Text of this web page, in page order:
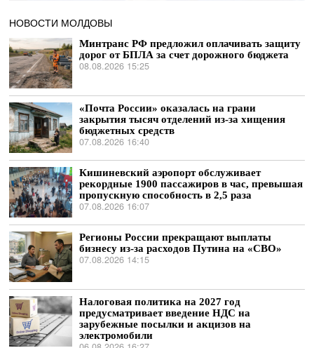
НОВОСТИ МОЛДОВЫ
Минтранс РФ предложил оплачивать защиту
дорог от БПЛА за счет дорожного бюджета
08.08.2026 15:25
«Почта России» оказалась на грани
закрытия тысяч отделений из-за хищения
бюджетных средств
07.08.2026 16:40
Кишиневский аэропорт обслуживает
рекордные 1900 пассажиров в час, превышая
пропускную способность в 2,5 раза
07.08.2026 16:07
Регионы России прекращают выплаты
бизнесу из-за расходов Путина на «СВО»
07.08.2026 14:15
Налоговая политика на 2027 год
предусматривает введение НДС на
зарубежные посылки и акцизов на
электромобили